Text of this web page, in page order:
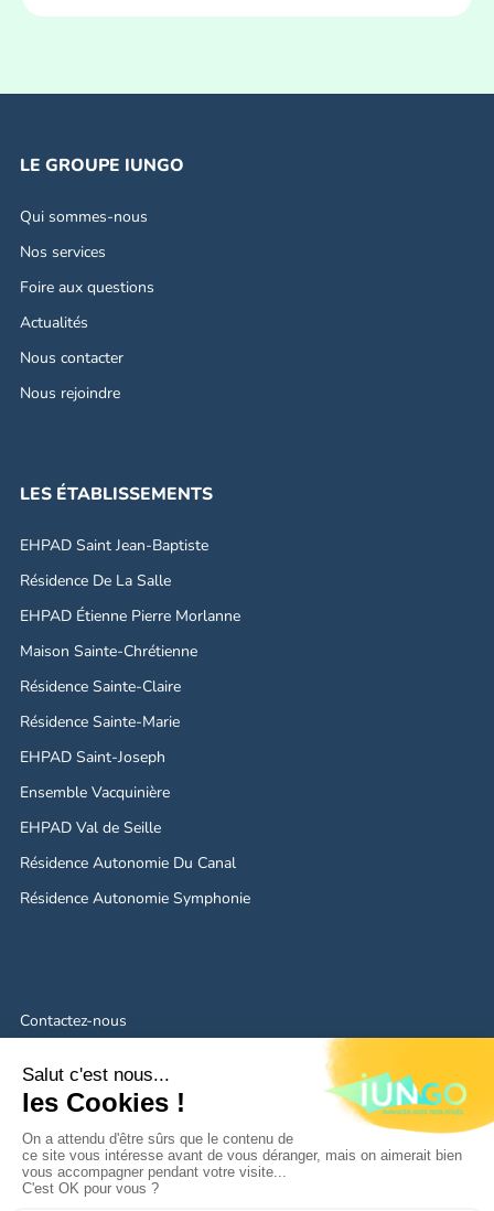
LE GROUPE IUNGO
Qui sommes-nous
Nos services
Foire aux questions
Actualités
Nous contacter
Nous rejoindre
LES ÉTABLISSEMENTS
EHPAD Saint Jean-Baptiste
Résidence De La Salle
EHPAD Étienne Pierre Morlanne
Maison Sainte-Chrétienne
Résidence Sainte-Claire
Résidence Sainte-Marie
EHPAD Saint-Joseph
Ensemble Vacquinière
EHPAD Val de Seille
Résidence Autonomie Du Canal
Résidence Autonomie Symphonie
Contactez-nous